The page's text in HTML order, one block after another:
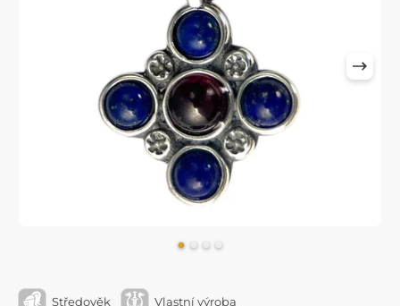
Středověk Vlastní výroba